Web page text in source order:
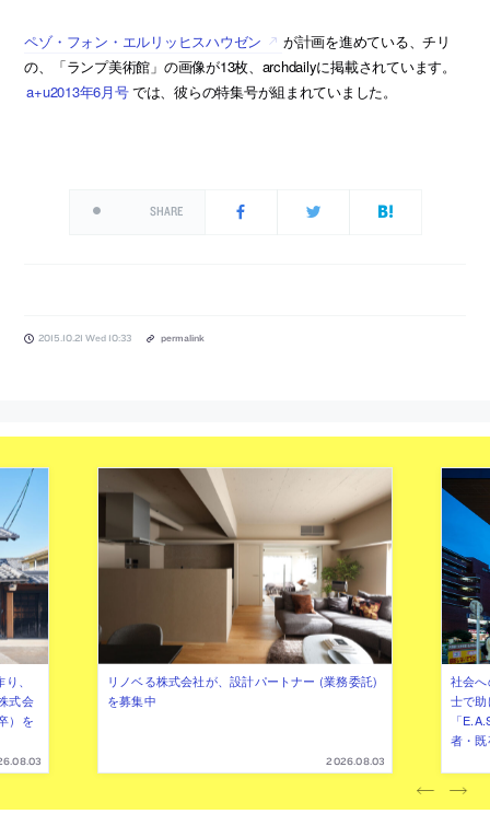
ペゾ・フォン・エルリッヒスハウゼン
が計画を進めている、チリ
の、「ランプ美術館」の画像が13枚、archdailyに掲載されています。
a+u2013年6月号では、彼らの特集号が組まれていました。
SHARE
2015.10.21 Wed 10:33 permalink
、
式会
）を
リノベる株式会社が、設計パートナー (業務委託)
を募集中
2026.08.03
社会
士で
「
者・